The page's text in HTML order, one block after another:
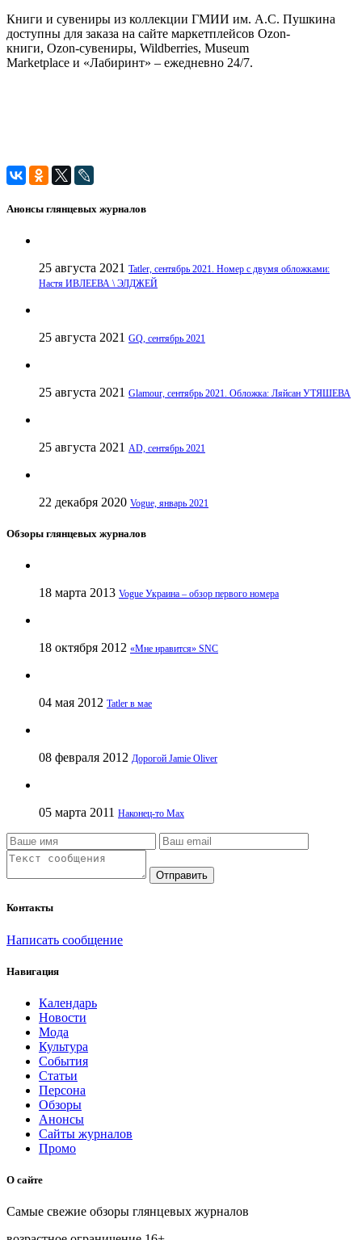
Книги и сувениры из коллекции ГМИИ им. А.С. Пушкина
доступны для заказа на сайте маркетплейсов Ozon-
книги, Ozon-сувениры, Wildberries, Museum
Marketplace и «Лабиринт» – ежедневно 24/7.
Анонсы глянцевых журналов
25 августа 2021 Tatler, сентябрь 2021. Номер с двумя обложками:
Настя ИВЛЕЕВА \ ЭЛДЖЕЙ
25 августа 2021 GQ, сентябрь 2021
25 августа 2021 Glamour, сентябрь 2021. Обложка: Ляйсан УТЯШЕВА
25 августа 2021 AD, сентябрь 2021
22 декабря 2020 Vogue, январь 2021
Обзоры глянцевых журналов
18 марта 2013 Vogue Украина – обзор первого номера
18 октября 2012 «Мне нравится» SNC
04 мая 2012 Tatler в мае
08 февраля 2012 Дорогой Jamie Oliver
05 марта 2011 Наконец-то Max
Отправить
Контакты
Написать сообщение
Навигация
Календарь
Новости
Мода
Культура
События
Статьи
Персона
Обзоры
Анонсы
Сайты журналов
Промо
О сайте
Самые свежие обзоры глянцевых журналов